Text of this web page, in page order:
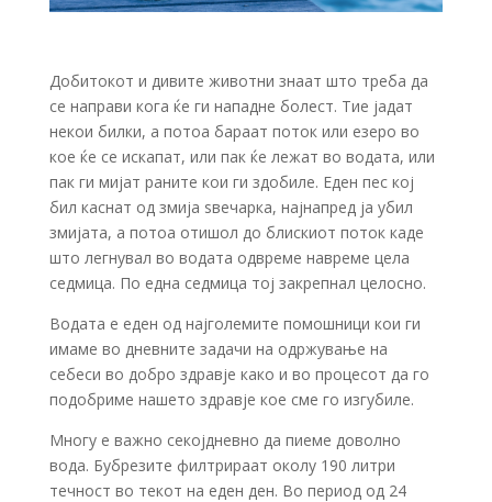
Добитокот и дивите животни знаат што треба да
се направи кога ќе ги нападне болест. Тие јадат
некои билки, а потоа бараат поток или езеро во
кое ќе се искапат, или пак ќе лежат во водата, или
пак ги мијат раните кои ги здобиле. Еден пес кој
бил каснат од змија ѕвечарка, најнапред ја убил
змијата, а потоа отишол до блискиот поток каде
што легнувал во водата одвреме навреме цела
седмица. По една седмица тој закрепнал целосно.
Водата е еден од најголемите помошници кои ги
имаме во дневните задачи на одржување на
себеси во добро здравје како и во процесот да го
подобриме нашето здравје кое сме го изгубиле.
Многу е важно секојдневно да пиеме доволно
вода. Бубрезите филтрираат околу 190 литри
течност во текот на еден ден. Во период од 24